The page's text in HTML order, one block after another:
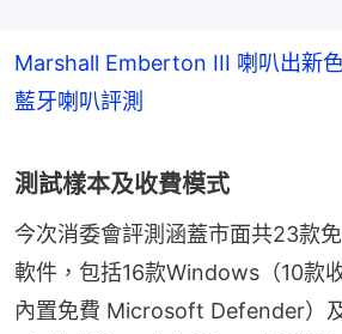
Marshall Emberton III 喇叭出新
藍牙喇叭評測
測試樣本及收費模式
今次消委會評測涵蓋市面共23款
軟件，包括16款Windows（10款
內置免費 Microsoft Defender）